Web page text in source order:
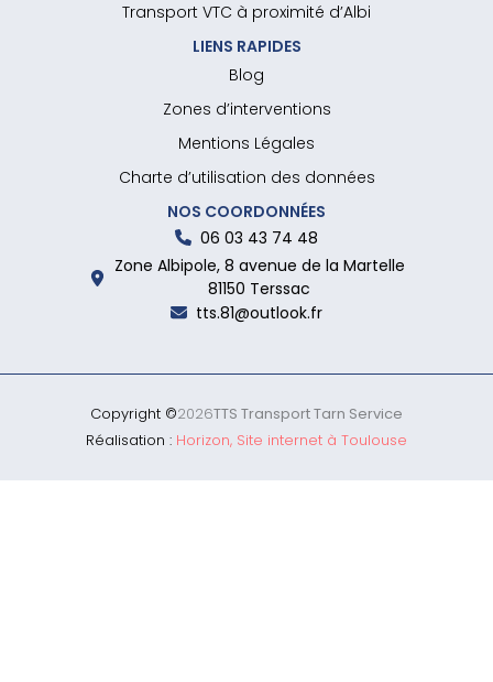
Transport VTC à proximité d’Albi
LIENS RAPIDES
Blog
Zones d’interventions
Mentions Légales
Charte d’utilisation des données
NOS COORDONNÉES
06 03 43 74 48
Zone Albipole, 8 avenue de la Martelle
81150 Terssac
tts.81@outlook.fr
Copyright ©2026TTS Transport Tarn Service
Réalisation : Horizon, Site internet à Toulouse